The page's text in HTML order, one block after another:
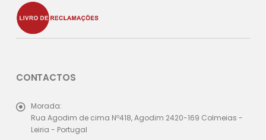
CONTACTOS
Morada:
Rua Agodim de cima Nº418, Agodim 2420-169 Colmeias -
Leiria - Portugal